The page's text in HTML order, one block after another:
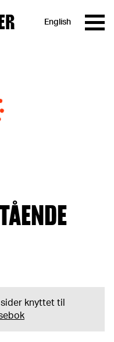
English
sider knyttet til